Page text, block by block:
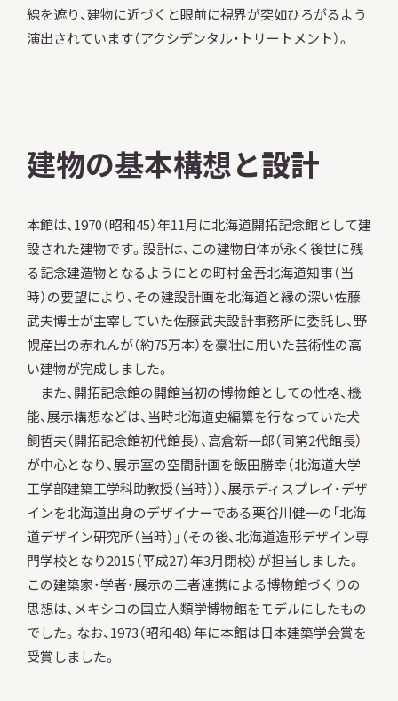
線を遮り、建物に近づくと眼前に視界が突如ひろがるよう
演出されています（アクシデンタル・トリートメント）。
建物の基本構想と設計
本館は、1970（昭和45）年11月に北海道開拓記念館として建
設された建物です。設計は、この建物自体が永く後世に残
る記念建造物となるようにとの町村金吾北海道知事（当
時）の要望により、その建設計画を北海道と縁の深い佐藤
武夫博士が主宰していた佐藤武夫設計事務所に委託し、野
幌産出の赤れんが（約75万本）を豪壮に用いた芸術性の高
い建物が完成しました。
また、開拓記念館の開館当初の博物館としての性格、機
能、展示構想などは、当時北海道史編纂を行なっていた犬
飼哲夫（開拓記念館初代館長）、高倉新一郎（同第2代館長）
が中心となり、展示室の空間計画を飯田勝幸（北海道大学
工学部建築工学科助教授（当時））、展示ディスプレイ・デザ
インを北海道出身のデザイナーである栗谷川健一の「北海
道デザイン研究所（当時）」（その後、北海道造形デザイン専
門学校となり2015（平成27）年3月閉校）が担当しました。
この建築家・学者・展示の三者連携による博物館づくりの
思想は、メキシコの国立人類学博物館をモデルにしたもの
でした。なお、1973（昭和48）年に本館は日本建築学会賞を
受賞しました。